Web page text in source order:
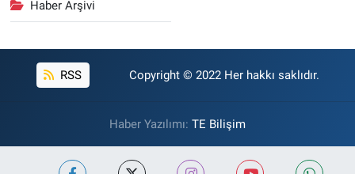
Haber Arşivi
RSS Copyright © 2022 Her hakkı saklıdır.
Haber Yazılımı: TE Bilişim